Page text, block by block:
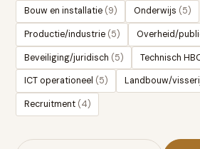
Bouw en installatie (9) Onderwijs (5)
Productie/industrie (5) Overheid/
Beveiliging/juridisch (5) Technisch
ICT operationeel (5) Landbouw/
Recruitment (4)